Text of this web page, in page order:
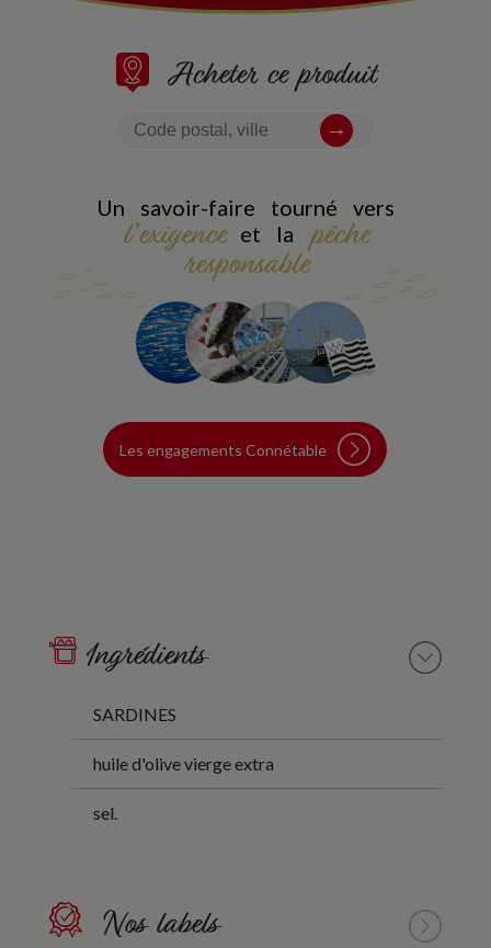
Acheter ce produit
Un savoir-faire tourné vers
l’exigenceet la pêche
responsable
Les engagements Connétable
Ingrédients
SARDINES
huile d'olive vierge extra
sel.
Nos labels